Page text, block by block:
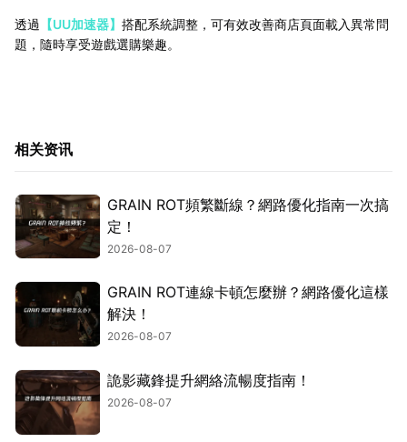
透過 【UU加速器】 搭配系統調整，可有效改善商店頁面載入異常問
題，隨時享受遊戲選購樂趣。
相关资讯
GRAIN ROT頻繁斷線？網路優化指南一次搞
定！
2026-08-07
GRAIN ROT連線卡頓怎麼辦？網路優化這樣
解決！
2026-08-07
詭影藏鋒提升網絡流暢度指南！
2026-08-07